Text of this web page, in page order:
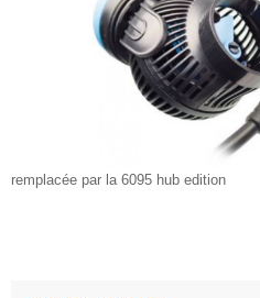
remplacée par la 6095 hub edition